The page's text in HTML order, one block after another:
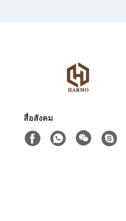
สื่อสังคม